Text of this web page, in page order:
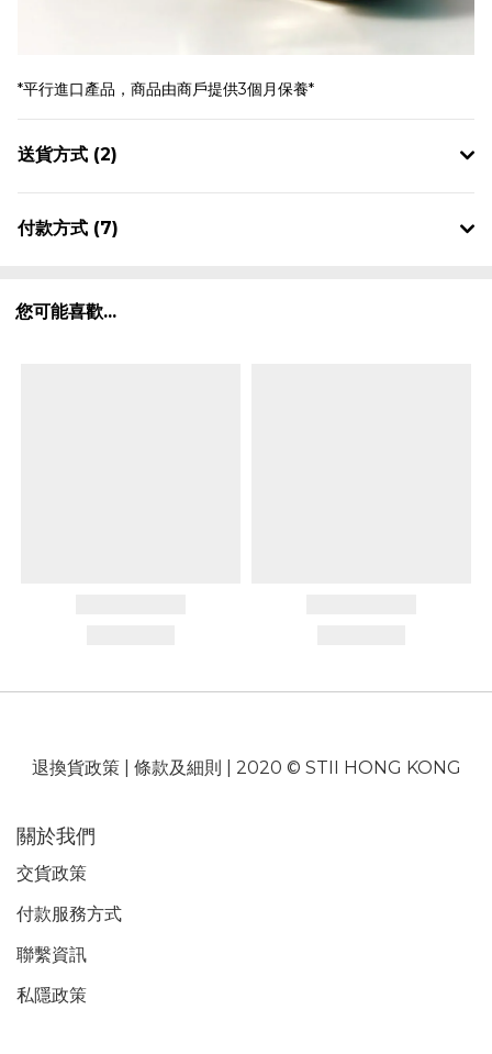
*平行進口產品，商品由商戶提供3個月保養*
送貨方式 (2)
付款方式 (7)
您可能喜歡...
退換貨政策| 條款及細則 | 2020 © STII HONG KONG
關於我們
交貨政策
付款服務方式
聯繫資訊
私隱政策